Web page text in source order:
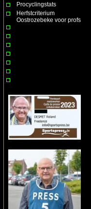
Procyclingstats
Herfstcriterium
Oostrozebeke voor profs